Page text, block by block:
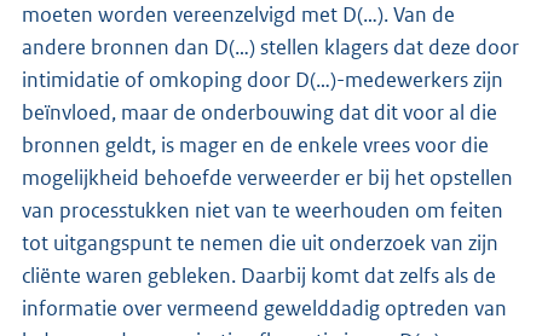
moeten worden vereenzelvigd met D(…). Van de
andere bronnen dan D(…) stellen klagers dat deze door
intimidatie of omkoping door D(…)-medewerkers zijn
beïnvloed, maar de onderbouwing dat dit voor al die
bronnen geldt, is mager en de enkele vrees voor die
mogelijkheid behoefde verweerder er bij het opstellen
van processtukken niet van te weerhouden om feiten
tot uitgangspunt te nemen die uit onderzoek van zijn
cliënte waren gebleken. Daarbij komt dat zelfs als de
informatie over vermeend gewelddadig optreden van